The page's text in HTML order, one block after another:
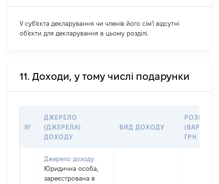
У суб'єкта декларування чи членів його сім'ї відсутні
об'єкти для декларування в цьому розділі.
11. Доходи, у тому числі подарунки
№
ДЖЕРЕЛО
(ДЖЕРЕЛА)
ДОХОДУ
ВИД ДОХОДУ
РОЗМІР
ГРН
Джерело доходу:
Юридична особа,
зареєстрована в